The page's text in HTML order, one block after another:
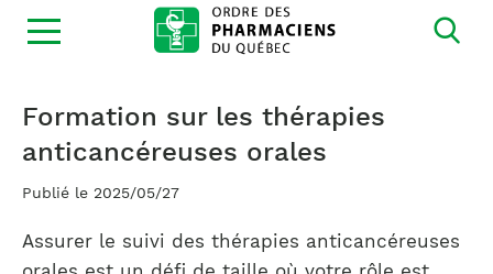
Ouvrir
la
Formation sur les thérapies
anticancéreuses orales
Publié le 2025/05/27
Assurer le suivi des thérapies anticancéreuses